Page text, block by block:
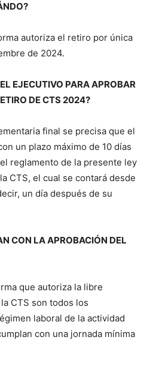
autoriza el retiro por única
de 2024.
EJECUTIVO PARA APROBAR
DE CTS 2024?
final se precisa que el
un plazo máximo de 10 días
reglamento de la presente ley
CTS, el cual se contará desde
un día después de su
CON LA APROBACIÓN DEL
que autoriza la libre
CTS son todos los
laboral de la actividad
con una jornada mínima